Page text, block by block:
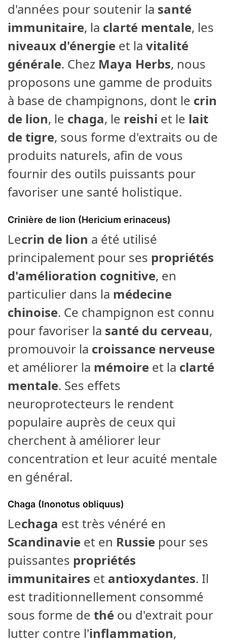
d'années pour soutenir la santé
immunitaire, la clarté mentale, les
niveaux d'énergie et la vitalité
générale. Chez Maya Herbs, nous
proposons une gamme de produits
à base de champignons, dont le crin
de lion, le chaga, le reishi et le lait
de tigre, sous forme d'extraits ou de
produits naturels, afin de vous
fournir des outils puissants pour
favoriser une santé holistique.
Crinière de lion (Hericium erinaceus)
Lecrin de lion a été utilisé
principalement pour ses propriétés
d'amélioration cognitive, en
particulier dans la médecine
chinoise. Ce champignon est connu
pour favoriser la santé du cerveau,
promouvoir la croissance nerveuse
et améliorer la mémoire et la clarté
mentale. Ses effets
neuroprotecteurs le rendent
populaire auprès de ceux qui
cherchent à améliorer leur
concentration et leur acuité mentale
en général.
Chaga (Inonotus obliquus)
Lechaga est très vénéré en
Scandinavie et en Russie pour ses
puissantes propriétés
immunitaires et antioxydantes. Il
est traditionnellement consommé
sous forme de thé ou d'extrait pour
lutter contre l'inflammation,